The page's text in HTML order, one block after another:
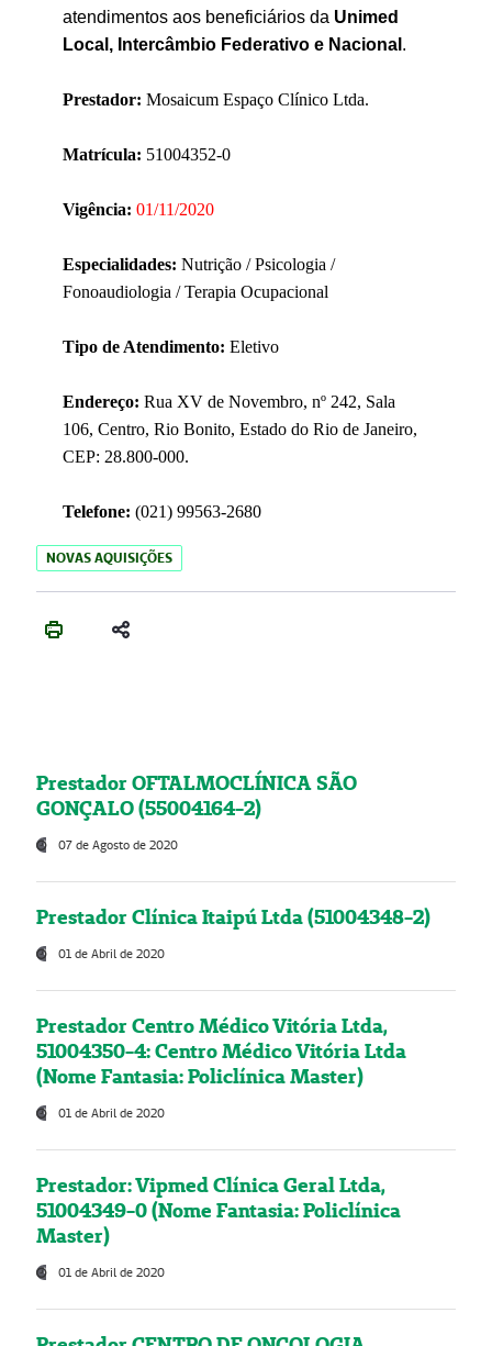
atendimentos aos beneficiários da Unimed
Local, Intercâmbio Federativo e Nacional .
Prestador: Mosaicum Espaço Clínico Ltda.
Matrícula: 51004352-0
Vigência: 01/11/2020
Especialidades: Nutrição / Psicologia /
Fonoaudiologia / Terapia Ocupacional
Tipo de Atendimento: Eletivo
Endereço: Rua XV de Novembro, nº 242, Sala
106, Centro, Rio Bonito, Estado do Rio de Janeiro,
CEP: 28.800-000.
Telefone: (021) 99563-2680
NOVAS AQUISIÇÕES
Prestador OFTALMOCLÍNICA SÃO
GONÇALO (55004164-2)
07 de Agosto de 2020
Prestador Clínica Itaipú Ltda (51004348-2)
01 de Abril de 2020
Prestador Centro Médico Vitória Ltda,
51004350-4: Centro Médico Vitória Ltda
(Nome Fantasia: Policlínica Master)
01 de Abril de 2020
Prestador: Vipmed Clínica Geral Ltda,
51004349-0 (Nome Fantasia: Policlínica
Master)
01 de Abril de 2020